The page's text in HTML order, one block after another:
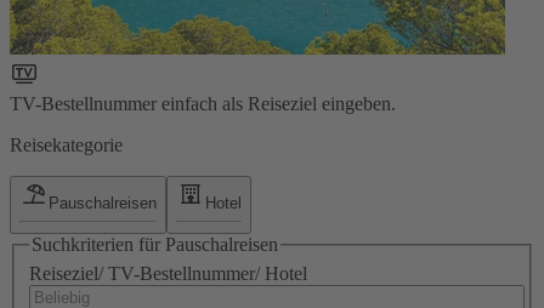
TV-Bestellnummer einfach als Reiseziel eingeben.
Reisekategorie
Pauschalreisen Hotel
Suchkriterien für Pauschalreisen
Reiseziel/ TV-Bestellnummer/ Hotel